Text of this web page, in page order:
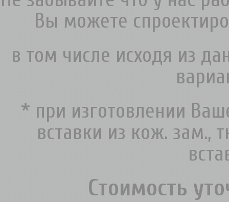
Вы можете
в том числе исходя из
* при изготовлении
вставки из кож. зам.,
Стоимость